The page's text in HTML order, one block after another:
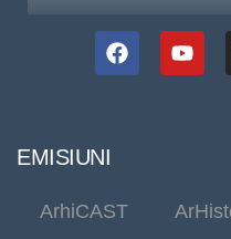
EMISIUNI
ArhiCAST